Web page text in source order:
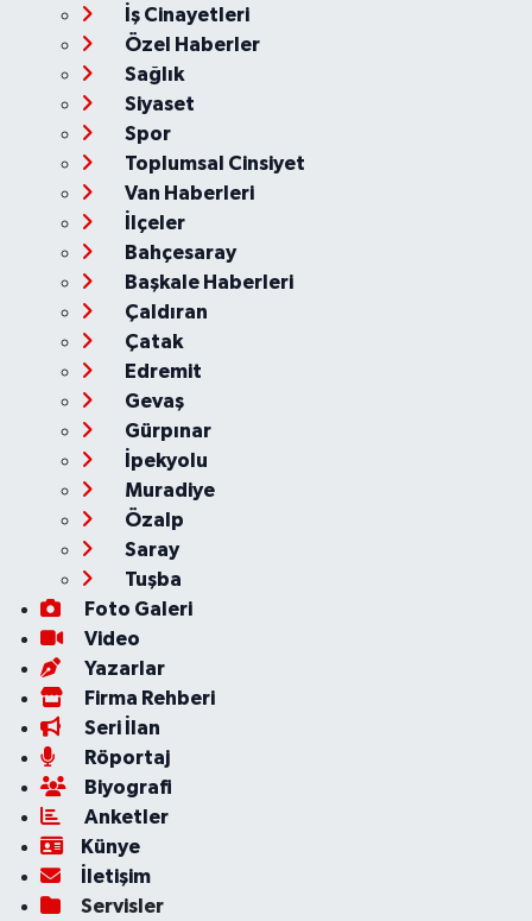
İş Cinayetleri
Özel Haberler
Sağlık
Siyaset
Spor
Toplumsal Cinsiyet
Van Haberleri
İlçeler
Bahçesaray
Başkale Haberleri
Çaldıran
Çatak
Edremit
Gevaş
Gürpınar
İpekyolu
Muradiye
Özalp
Saray
Tuşba
Foto Galeri
Video
Yazarlar
Firma Rehberi
Seri İlan
Röportaj
Biyografi
Anketler
Künye
İletişim
Servisler